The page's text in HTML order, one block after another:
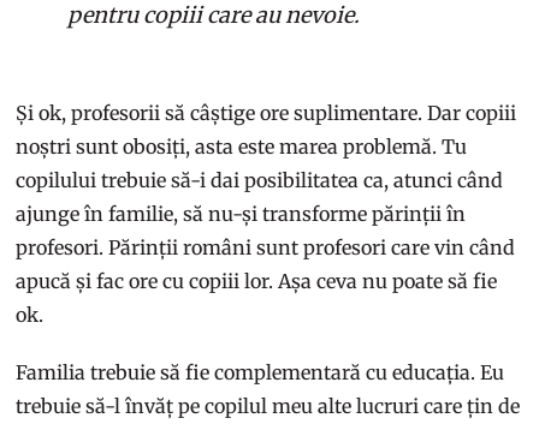
pentru copiii care au nevoie.
Și ok, profesorii să câștige ore suplimentare. Dar copiii
noștri sunt obosiți, asta este marea problemă. Tu
copilului trebuie să-i dai posibilitatea ca, atunci când
ajunge în familie, să nu-și transforme părinții în
profesori. Părinții români sunt profesori care vin când
apucă și fac ore cu copiii lor. Așa ceva nu poate să fie
ok.
Familia trebuie să fie complementară cu educația. Eu
trebuie să-l învăț pe copilul meu alte lucruri care țin de